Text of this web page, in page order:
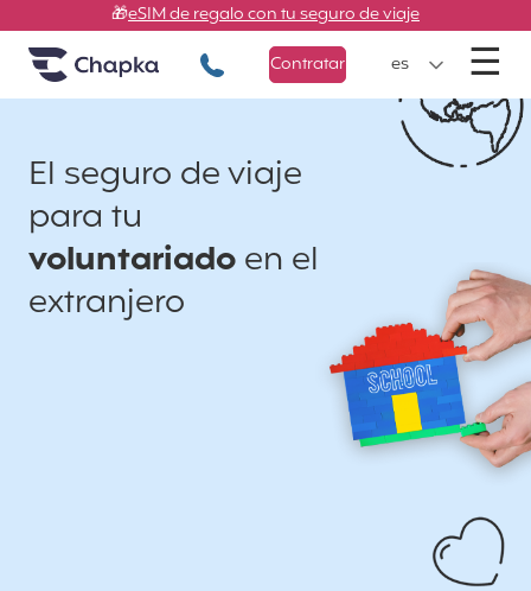
Ir directamente al contenido
Chapka Seguros de viaje
🎁eSIM de regalo con tu seguro de viaje
+34 900 805 947
Contratar es ☰
El seguro de viaje
para tu
voluntariadoen el
extranjero